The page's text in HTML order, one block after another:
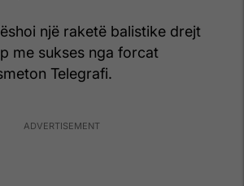
një raketë balistike drejt
me sukses nga forcat
Telegrafi.